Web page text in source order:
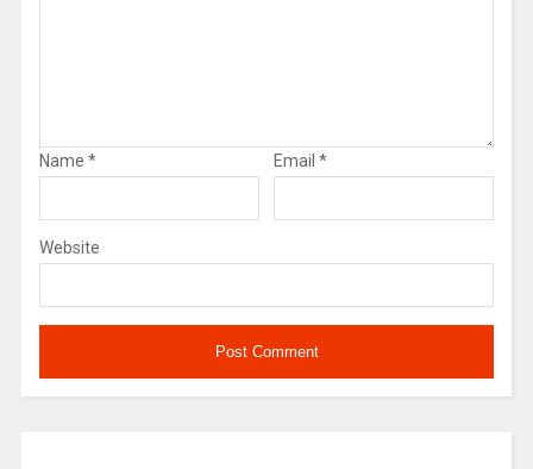
Name * Email *
Website